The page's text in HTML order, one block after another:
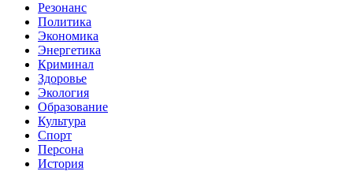
Резонанс
Политика
Экономика
Энергетика
Криминал
Здоровье
Экология
Образование
Культура
Спорт
Персона
История